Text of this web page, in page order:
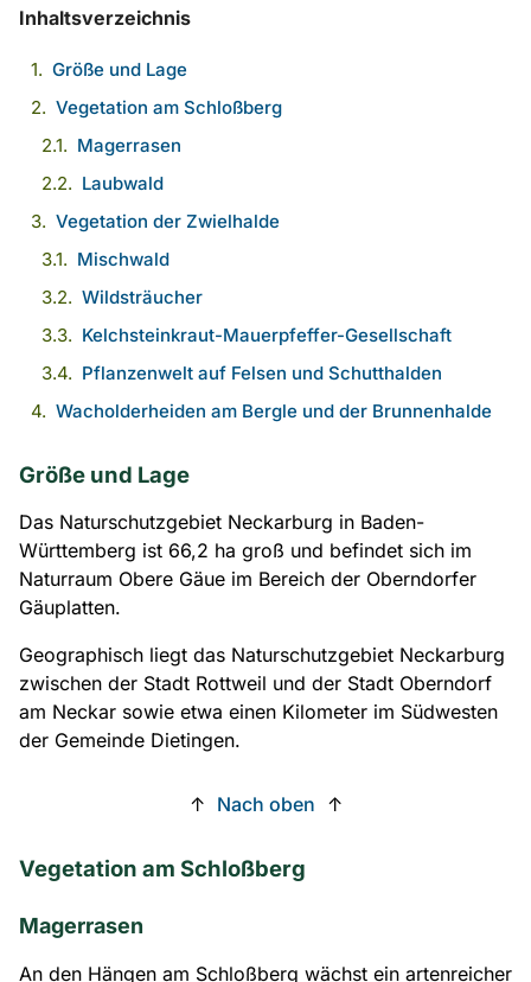
Inhaltsverzeichnis
Größe und Lage
Vegetation am Schloßberg
Magerrasen
Laubwald
Vegetation der Zwielhalde
Mischwald
Wildsträucher
Kelchsteinkraut-Mauerpfeffer-Gesellschaft
Pflanzenwelt auf Felsen und Schutthalden
Wacholderheiden am Bergle und der Brunnenhalde
Größe und Lage
Das Naturschutzgebiet Neckarburg in Baden-
Württemberg ist 66,2 ha groß und befindet sich im
Naturraum Obere Gäue im Bereich der Oberndorfer
Gäuplatten.
Geographisch liegt das Naturschutzgebiet Neckarburg
zwischen der Stadt Rottweil und der Stadt Oberndorf
am Neckar sowie etwa einen Kilometer im Südwesten
der Gemeinde Dietingen.
↑ Nach oben ↑
Vegetation am Schloßberg
Magerrasen
An den Hängen am Schloßberg wächst ein artenreicher